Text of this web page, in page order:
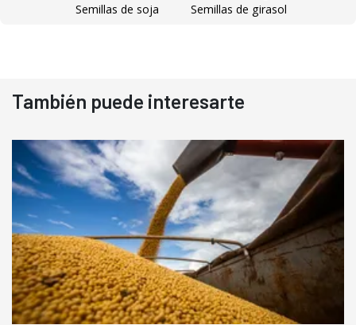
Semillas de soja
Semillas de girasol
También puede interesarte